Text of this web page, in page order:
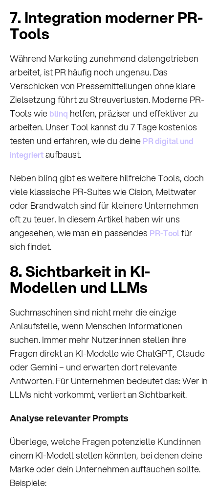
7. Integration moderner PR-
Tools
Während Marketing zunehmend datengetrieben
arbeitet, ist PR häufig noch ungenau. Das
Verschicken von Pressemitteilungen ohne klare
Zielsetzung führt zu Streuverlusten. Moderne PR-
Tools wie blinq helfen, präziser und effektiver zu
arbeiten. Unser Tool kannst du 7 Tage kostenlos
testen und erfahren, wie du deine PR digital und
integriertaufbaust.
Neben blinq gibt es weitere hilfreiche Tools, doch
viele klassische PR-Suites wie Cision, Meltwater
oder Brandwatch sind für kleinere Unternehmen
oft zu teuer. In diesem Artikel haben wir uns
angesehen, wie man ein passendes PR-Toolfür
sich findet.
8. Sichtbarkeit in KI-
Modellen und LLMs
Suchmaschinen sind nicht mehr die einzige
Anlaufstelle, wenn Menschen Informationen
suchen. Immer mehr Nutzer:innen stellen ihre
Fragen direkt an KI-Modelle wie ChatGPT, Claude
oder Gemini – und erwarten dort relevante
Antworten. Für Unternehmen bedeutet das: Wer in
LLMs nicht vorkommt, verliert an Sichtbarkeit.
Analyse relevanter Prompts
Überlege, welche Fragen potenzielle Kund:innen
einem KI-Modell stellen könnten, bei denen deine
Marke oder dein Unternehmen auftauchen sollte.
Beispiele: